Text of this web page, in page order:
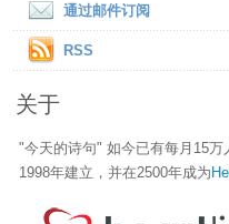
通过邮件订阅
RSS
关于
"今天的诗句" 如今已有每月15
1998年建立，并在2500年成为